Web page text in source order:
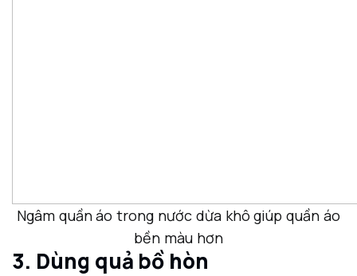
Ngâm quần áo trong nước dừa khô giúp quần áo
bền màu hơn
3. Dùng quả bồ hòn